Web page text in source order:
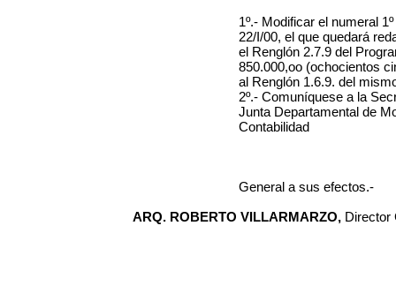
1º.- Modificar el numeral
22/I/00, el que quedará
el Renglón 2.7.9 del
850.000,oo (ochocientos
al Renglón 1.6.9. del
2º.- Comuníquese a la
Junta Departamental de
Contabilidad
General a sus efectos.-
ARQ. ROBERTO VILLARMARZO, Director